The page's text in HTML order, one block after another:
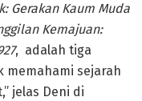
Gerakan Kaum Muda
Kemajuan:
, adalah tiga
memahami sejarah
jelas Deni di